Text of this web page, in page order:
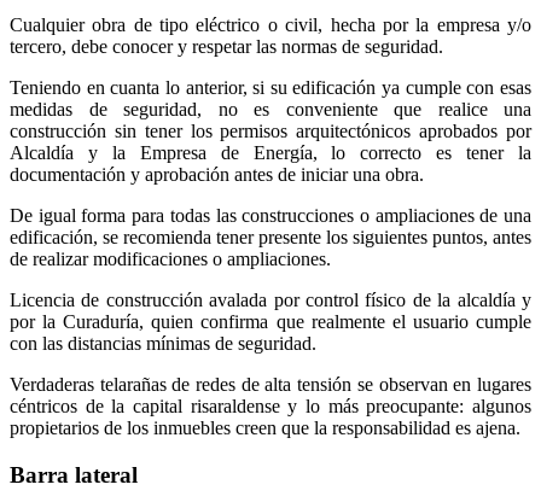
Cualquier obra de tipo eléctrico o civil, hecha por la empresa y/o
tercero, debe conocer y respetar las normas de seguridad.
Teniendo en cuanta lo anterior, si su edificación ya cumple con esas
medidas de seguridad, no es conveniente que realice una
construcción sin tener los permisos arquitectónicos aprobados por
Alcaldía y la Empresa de Energía, lo correcto es tener la
documentación y aprobación antes de iniciar una obra.
De igual forma para todas las construcciones o ampliaciones de una
edificación, se recomienda tener presente los siguientes puntos, antes
de realizar modificaciones o ampliaciones.
Licencia de construcción avalada por control físico de la alcaldía y
por la Curaduría, quien confirma que realmente el usuario cumple
con las distancias mínimas de seguridad.
Verdaderas telarañas de redes de alta tensión se observan en lugares
céntricos de la capital risaraldense y lo más preocupante: algunos
propietarios de los inmuebles creen que la responsabilidad es ajena.
Barra lateral